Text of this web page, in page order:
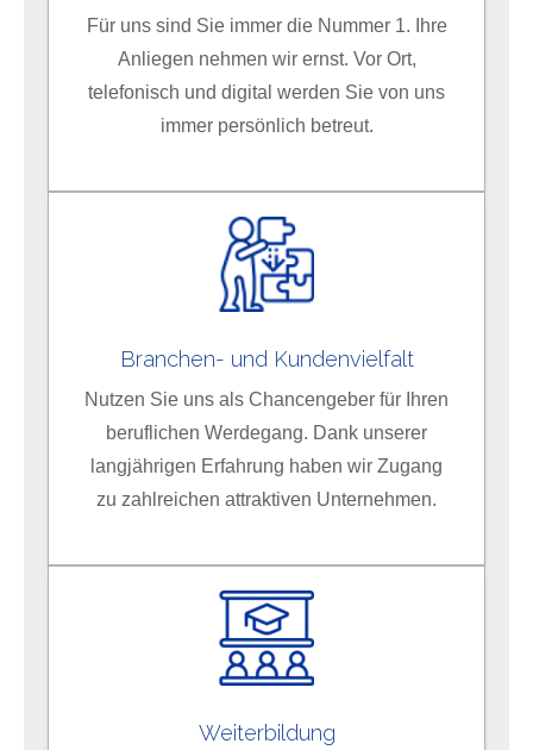
Für uns sind Sie immer die Nummer 1. Ihre
Anliegen nehmen wir ernst. Vor Ort,
telefonisch und digital werden Sie von uns
immer persönlich betreut.
Branchen- und Kundenvielfalt
Nutzen Sie uns als Chancengeber für Ihren
beruflichen Werdegang. Dank unserer
langjährigen Erfahrung haben wir Zugang
zu zahlreichen attraktiven Unternehmen.
Weiterbildung